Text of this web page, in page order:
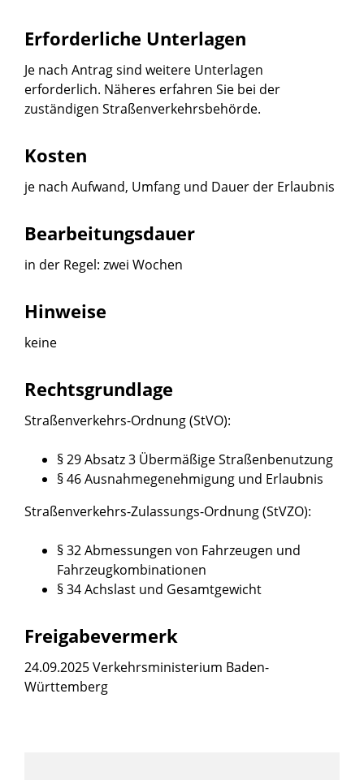
Erforderliche Unterlagen
Je nach Antrag sind weitere Unterlagen
erforderlich. Näheres erfahren Sie bei der
zuständigen Straßenverkehrsbehörde.
Kosten
je nach Aufwand, Umfang und Dauer der Erlaubnis
Bearbeitungsdauer
in der Regel: zwei Wochen
Hinweise
keine
Rechtsgrundlage
Straßenverkehrs-Ordnung (StVO):
§ 29 Absatz 3 Übermäßige Straßenbenutzung
§ 46 Ausnahmegenehmigung und Erlaubnis
Straßenverkehrs-Zulassungs-Ordnung (StVZO):
§ 32 Abmessungen von Fahrzeugen und
Fahrzeugkombinationen
§ 34 Achslast und Gesamtgewicht
Freigabevermerk
24.09.2025 Verkehrsministerium Baden-
Württemberg